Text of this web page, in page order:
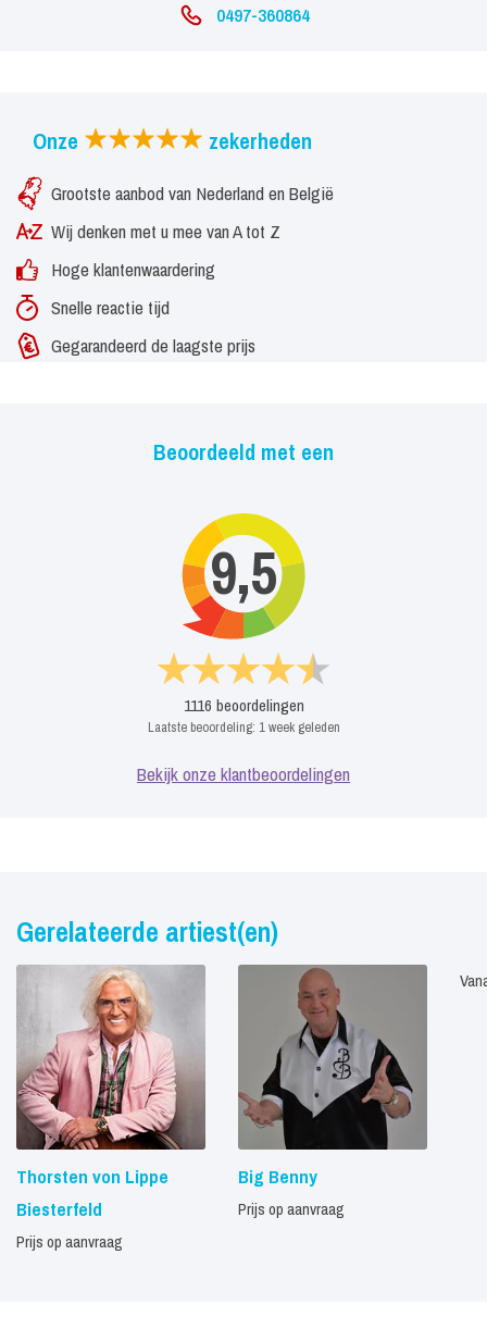
0497-360864
Onze zekerheden
Grootste aanbod van Nederland en België
Wij denken met u mee van A tot Z
Hoge klantenwaardering
Snelle reactie tijd
Gegarandeerd de laagste prijs
Beoordeeld met een
9,5
1116 beoordelingen
Laatste beoordeling: 1 week geleden
Bekijk onze klantbeoordelingen
Gerelateerde artiest(en)
Thorsten von Lippe
Biesterfeld
Prijs op aanvraag
Big Benny
Prijs op aanvraag